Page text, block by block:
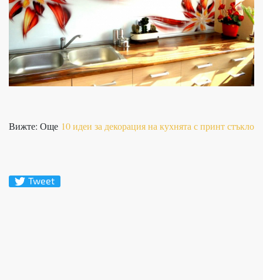
Вижте: Още 10 идеи за декорация на кухнята с принт стъкло
Tweet